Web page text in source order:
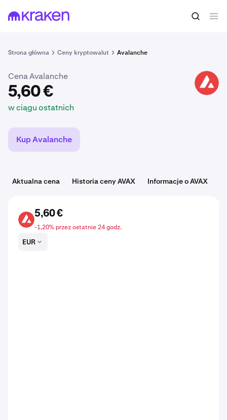
Strona główna Ceny kryptowalut Avalanche
5,60 € Kup AVAX
Cena Avalanche
5,60 €
w ciągu ostatnich
AVAX
Kup Avalanche
Aktualna cena Historia ceny AVAX Informacje o AVAX
AVAX
5,60 €
-1,20% przez ostatnie 24 godz.
EUR